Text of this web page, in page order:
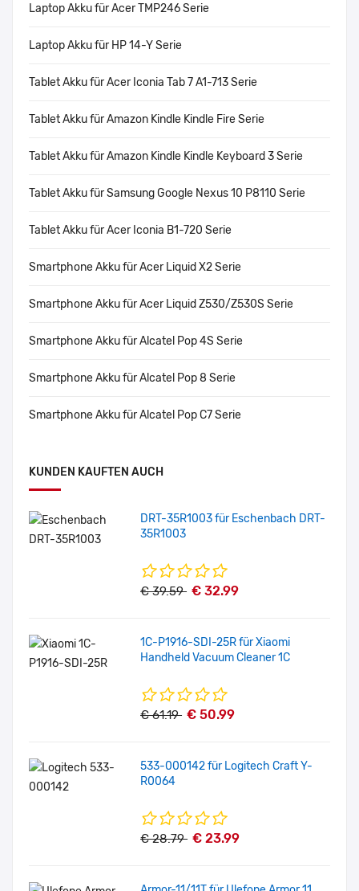
Laptop Akku für Acer TMP246 Serie
Laptop Akku für HP 14-Y Serie
Tablet Akku für Acer Iconia Tab 7 A1-713 Serie
Tablet Akku für Amazon Kindle Kindle Fire Serie
Tablet Akku für Amazon Kindle Kindle Keyboard 3 Serie
Tablet Akku für Samsung Google Nexus 10 P8110 Serie
Tablet Akku für Acer Iconia B1-720 Serie
Smartphone Akku für Acer Liquid X2 Serie
Smartphone Akku für Acer Liquid Z530/Z530S Serie
Smartphone Akku für Alcatel Pop 4S Serie
Smartphone Akku für Alcatel Pop 8 Serie
Smartphone Akku für Alcatel Pop C7 Serie
KUNDEN KAUFTEN AUCH
DRT-35R1003 für Eschenbach DRT-
35R1003
€ 39.59 € 32.99
1C-P1916-SDI-25R für Xiaomi
Handheld Vacuum Cleaner 1C
€ 61.19 € 50.99
533-000142 für Logitech Craft Y-
R0064
€ 28.79 € 23.99